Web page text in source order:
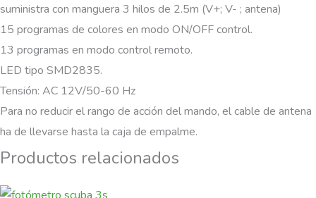
suministra con manguera 3 hilos de 2.5m (V+; V- ; antena)
15 programas de colores en modo ON/OFF control.
13 programas en modo control remoto.
LED tipo SMD2835.
Tensión: AC 12V/50-60 Hz
Para no reducir el rango de acción del mando, el cable de antena
ha de llevarse hasta la caja de empalme.
Productos relacionados